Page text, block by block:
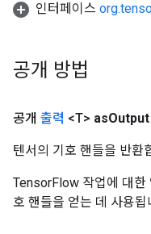
인터페이스
공개 방법
공개 출력 <T> asOutput
텐서의 기호 핸들을 반환
TensorFlow 작업에 대한
호 핸들을 얻는 데 사용됩